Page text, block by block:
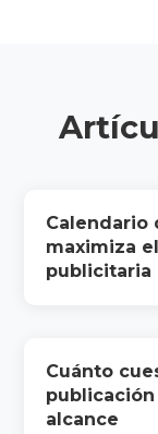
Calendario
maximiza
publicitaria
Cuánto
alcance